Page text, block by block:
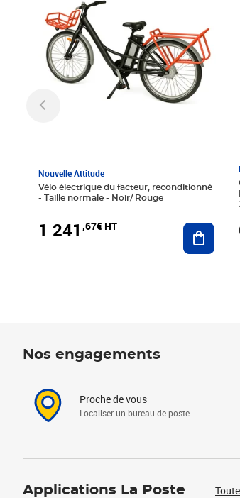
Nouvelle Attitude
Vélo électrique du facteur, reconditionné
- Taille normale - Noir/ Rouge
1 241 ,67€ HT Ajouter
Nos engagements
Proche de vous
Localiser un bureau de poste
Applications La Poste